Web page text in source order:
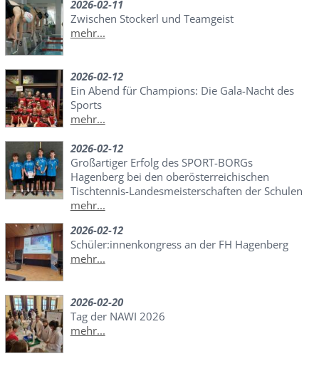
2026-02-11
Zwischen Stockerl und Teamgeist
mehr...
2026-02-12
Ein Abend für Champions: Die Gala-Nacht des
Sports
mehr...
2026-02-12
Großartiger Erfolg des SPORT-BORGs
Hagenberg bei den oberösterreichischen
Tischtennis-Landesmeisterschaften der Schulen
mehr...
2026-02-12
Schüler:innenkongress an der FH Hagenberg
mehr...
2026-02-20
Tag der NAWI 2026
mehr...